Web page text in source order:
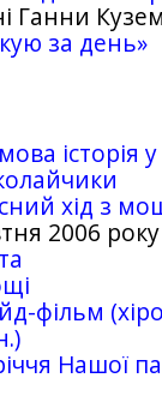
Ганни
за день»
історія
хід з
2006 року
фільм
Нашої